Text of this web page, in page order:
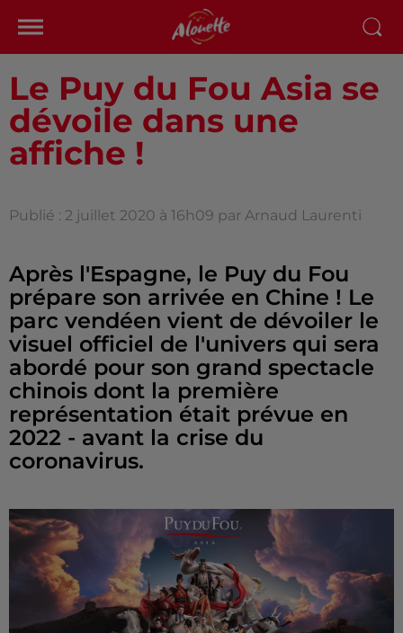
Le Puy du Fou Asia se
dévoile dans une
affiche !
Publié : 2 juillet 2020 à 16h09 par Arnaud Laurenti
Après l'Espagne, le Puy du Fou
prépare son arrivée en Chine ! Le
parc vendéen vient de dévoiler le
visuel officiel de l'univers qui sera
abordé pour son grand spectacle
chinois dont la première
représentation était prévue en
2022 - avant la crise du
coronavirus.